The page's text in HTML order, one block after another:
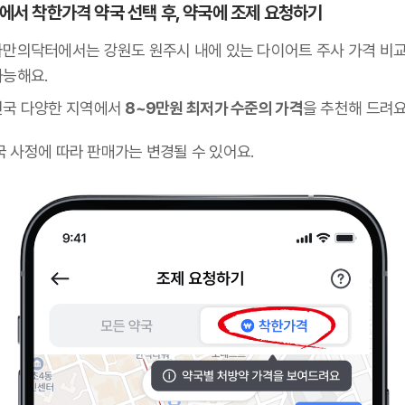
서 착한가격 약국 선택 후, 약국에 조제 요청하기
만의닥터에서는 강원도 원주시 내에 있는 다이어트 주사 가격 비
능해요.
다양한 지역에서 8~9만원 최저가 수준의 가격을 추천해 드려
사정에 따라 판매가는 변경될 수 있어요.